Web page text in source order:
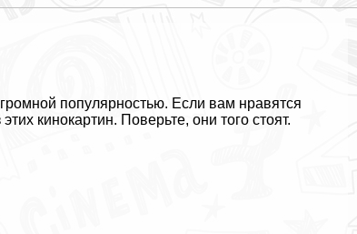
популярностью. Если вам нравятся
кинокартин. Поверьте, они того стоят.